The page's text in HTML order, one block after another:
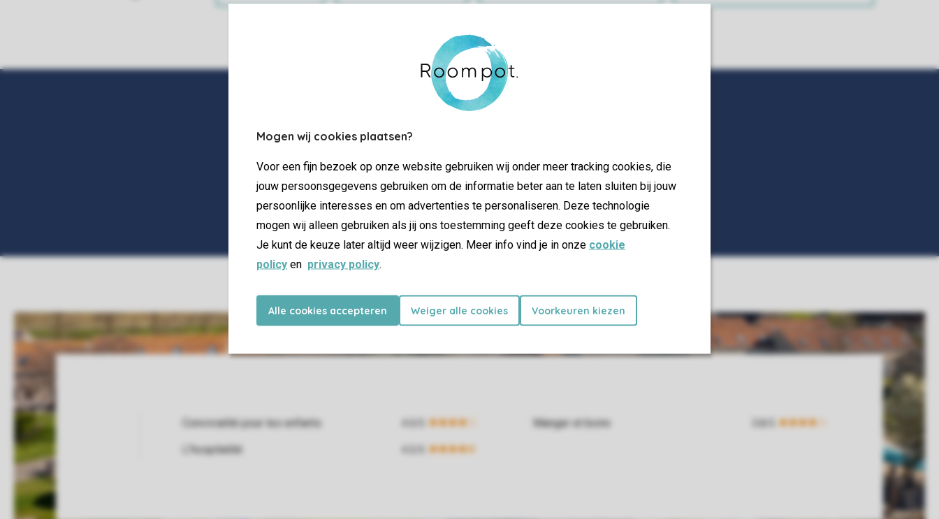
Mogen wij cookies plaatsen?
Voor een fijn bezoek op onze website gebruiken wij onder meer tracking cookies, die
jouw persoonsgegevens gebruiken om de informatie beter aan te laten sluiten bij jouw
persoonlijke interesses en om advertenties te personaliseren. Deze technologie
mogen wij alleen gebruiken als jij ons toestemming geeft deze cookies te gebruiken.
Je kunt de keuze later altijd weer wijzigen. Meer info vind je in onze cookie
policy en privacy policy.
Alle cookies accepteren Weiger alle cookies Voorkeuren kiezen
Convivialité pour les enfants
Manger et boire
L'hospitalité